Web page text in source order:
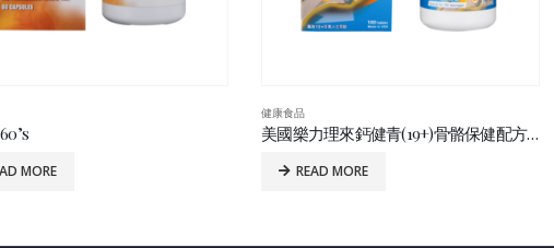
MORE
健康食品
美國樂力理來鈣健青(19+)骨骼保健配方(鈣鎂鋅)100’S
READ MORE